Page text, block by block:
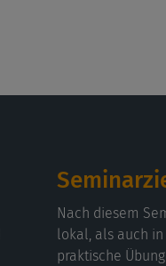
Nach diesem
lokal, als auch
praktische